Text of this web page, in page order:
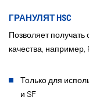
ГРАНУЛЯТ HSC
Позволяет получать
качества, например,
Только для
и SF